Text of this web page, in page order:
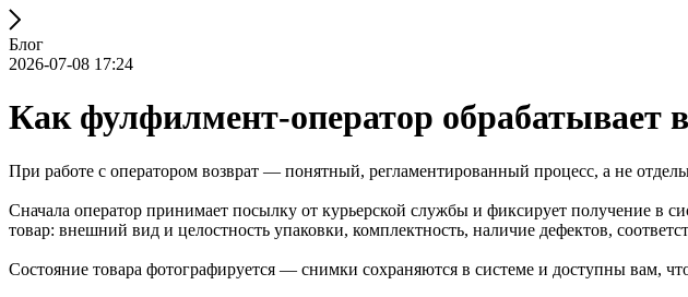
Блог
2026-07-08 17:24
Как фулфилмент-оператор обрабатывает
При работе с оператором возврат — понятный, регламентированный процесс, а не
Сначала оператор принимает посылку от курьерской службы и фиксирует получение в
товар: внешний вид и целостность упаковки, комплектность, наличие дефектов,
Состояние товара фотографируется — снимки сохраняются в системе и доступны вам,